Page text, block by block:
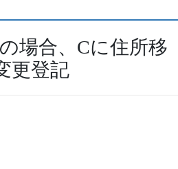
場合、Cに住所移
更登記